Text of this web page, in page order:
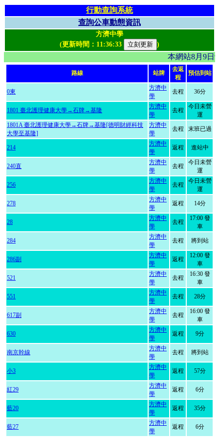
行動查詢系統
查詢公車動態資訊
方濟中學
(更新時間： 11:36:33 )
本網站8月9
路線 站牌
去返
程
預估到站
0東
方濟中
學
去程 36分
1801 臺北護理健康大學→石牌→基隆
方濟中
學
去程
今日未營
運
1801A 臺北護理健康大學→石牌→基隆[德明財經科技
大學至基隆]
方濟中
學
去程 末班已過
214
方濟中
學
返程 進站中
240直
方濟中
學
去程
今日未營
運
256
方濟中
學
去程
今日未營
運
278
方濟中
學
返程 14分
28
方濟中
學
去程
17:00 發
車
284
方濟中
學
去程 將到站
286副
方濟中
學
返程
12:00 發
車
521
方濟中
學
去程
16:30 發
車
551
方濟中
學
去程 28分
617副
方濟中
學
去程
16:00 發
車
630
方濟中
學
返程 9分
南京幹線
方濟中
學
去程 將到站
小3
方濟中
學
返程 57分
紅29
方濟中
學
返程 6分
藍20
方濟中
學
返程 35分
藍27
方濟中
學
返程 6分